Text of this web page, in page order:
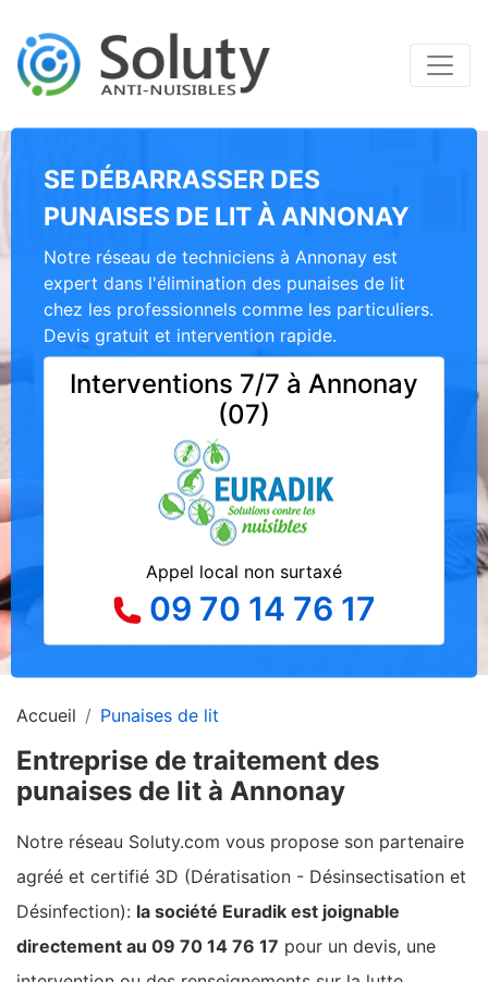
SE DÉBARRASSER DES
PUNAISES DE LIT À ANNONAY
Notre réseau de techniciens à Annonay est
expert dans l'élimination des punaises de lit
chez les professionnels comme les particuliers.
Devis gratuit et intervention rapide.
Interventions 7/7 à Annonay
(07)
Appel local non surtaxé
09 70 14 76 17
Accueil Punaises de lit
Entreprise de traitement des
punaises de lit à Annonay
Notre réseau Soluty.com vous propose son partenaire
agréé et certifié 3D (Dératisation - Désinsectisation et
Désinfection): la société Euradik est joignable
directement au 09 70 14 76 17 pour un devis, une